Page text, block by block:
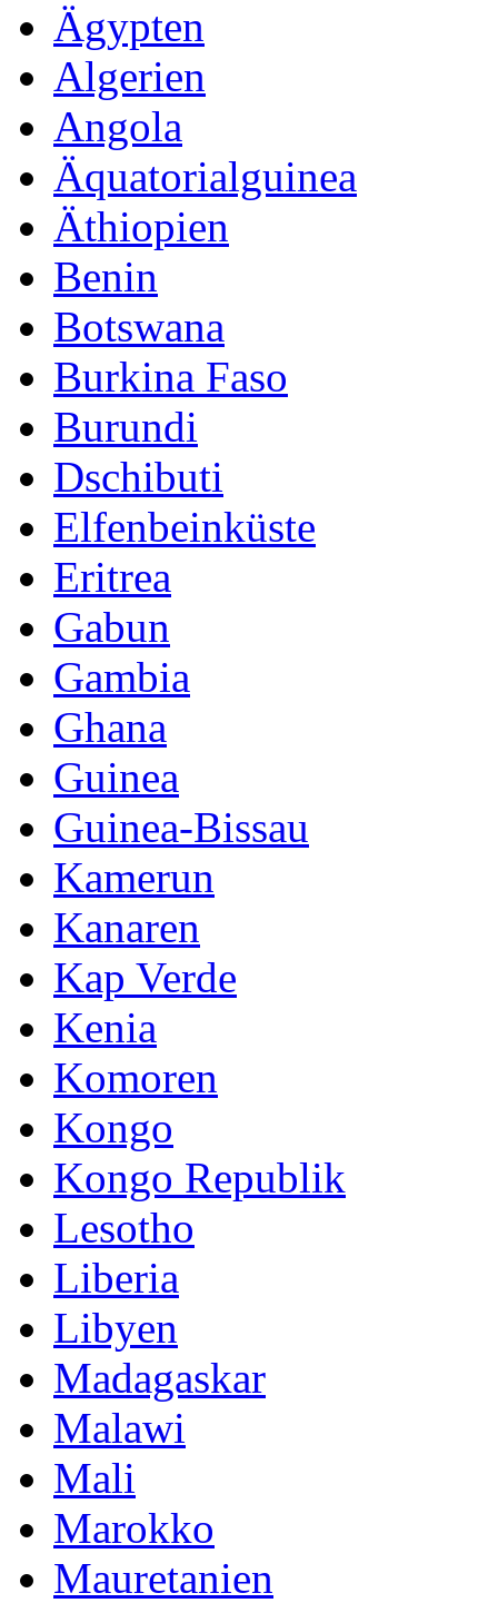
Ägypten
Algerien
Angola
Äquatorialguinea
Äthiopien
Benin
Botswana
Burkina Faso
Burundi
Dschibuti
Elfenbeinküste
Eritrea
Gabun
Gambia
Ghana
Guinea
Guinea-Bissau
Kamerun
Kanaren
Kap Verde
Kenia
Komoren
Kongo
Kongo Republik
Lesotho
Liberia
Libyen
Madagaskar
Malawi
Mali
Marokko
Mauretanien